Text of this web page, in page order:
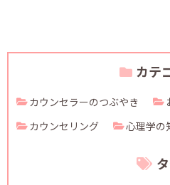
カテ
カウンセラーのつぶやき
カウンセリング
心理学の